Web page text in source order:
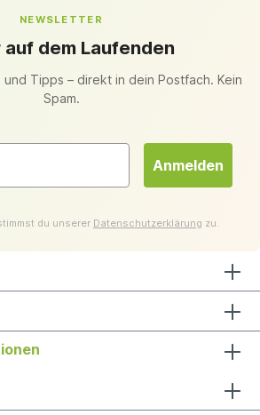
NEWSLETTER
auf dem Laufenden
Tipps – direkt in dein Postfach. Kein
Spam.
Anmelden
du unserer Datenschutzerklärung zu.